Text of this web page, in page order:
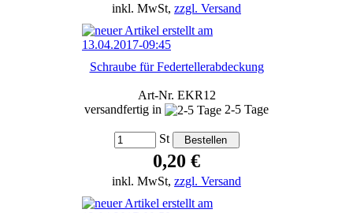
inkl. MwSt, zzgl. Versand
Schraube für Federtellerabdeckung
Art-Nr. EKR12
versandfertig in
2-5 Tage
St
0,20 €
inkl. MwSt, zzgl. Versand